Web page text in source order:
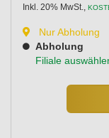
Inkl. 20% MwSt.
Nur Abholung
Abholung
Filiale